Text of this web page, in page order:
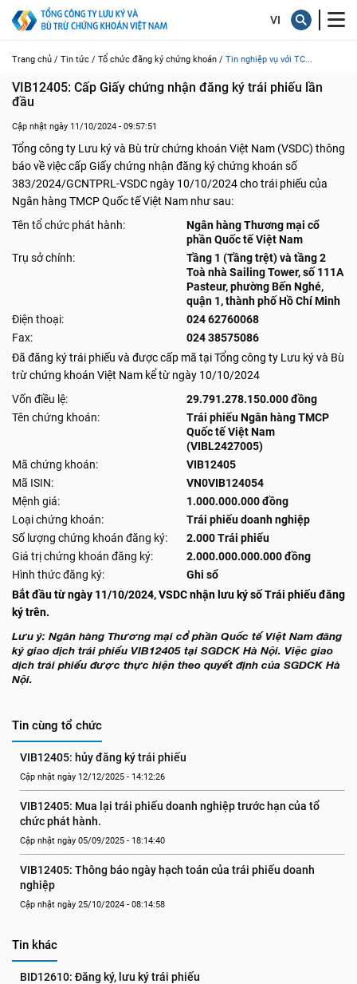
Trang chủ / Tin tức / Tổ chức đăng ký chứng khoán / Tin nghiệp vụ với TC...
VIB12405: Cấp Giấy chứng nhận đăng ký trái phiếu lần
đầu
Cập nhật ngày 11/10/2024 - 09:57:51
Tổng công ty Lưu ký và Bù trừ chứng khoán Việt Nam (VSDC) thông
báo về việc cấp Giấy chứng nhận đăng ký chứng khoán số
383/2024/GCNTPRL-VSDC ngày 10/10/2024 cho trái phiếu của
Ngân hàng TMCP Quốc tế Việt Nam như sau:
Tên tổ chức phát hành:
Ngân hàng Thương mại cổ
phần Quốc tế Việt Nam
Trụ sở chính:
Tầng 1 (Tầng trệt) và tầng 2
Toà nhà Sailing Tower, số 111A
Pasteur, phường Bến Nghé,
quận 1, thành phố Hồ Chí Minh
Điện thoại:
024 62760068
Fax:
024 38575086
Đã đăng ký trái phiếu và được cấp mã tại Tổng công ty Lưu ký và Bù
trừ chứng khoán Việt Nam kể từ ngày 10/10/2024
Vốn điều lệ:
29.791.278.150.000 đồng
Tên chứng khoán:
Trái phiếu Ngân hàng TMCP
Quốc tế Việt Nam
(VIBL2427005)
Mã chứng khoán:
VIB12405
Mã ISIN:
VN0VIB124054
Mệnh giá:
1.000.000.000 đồng
Loại chứng khoán:
Trái phiếu doanh nghiệp
Số lượng chứng khoán đăng ký:
2.000 Trái phiếu
Giá trị chứng khoán đăng ký:
2.000.000.000.000 đồng
Hình thức đăng ký:
Ghi sổ
Bắt đầu từ ngày 11/10/2024, VSDC nhận lưu ký số Trái phiếu đăng
ký trên.
Lưu ý: Ngân hàng Thương mại cổ phần Quốc tế Việt Nam đăng
ký giao dịch trái phiếu VIB12405 tại SGDCK Hà Nội. Việc giao
dịch trái phiếu được thực hiện theo quyết định của SGDCK Hà
Nội.
Tin cùng tổ chức
VIB12405: hủy đăng ký trái phiếu
Cập nhật ngày 12/12/2025 - 14:12:26
VIB12405: Mua lại trái phiếu doanh nghiệp trước hạn của tổ
chức phát hành.
Cập nhật ngày 05/09/2025 - 18:14:40
VIB12405: Thông báo ngày hạch toán của trái phiếu doanh
nghiệp
Cập nhật ngày 25/10/2024 - 08:14:58
Tin khác
BID12610: Đăng ký, lưu ký trái phiếu